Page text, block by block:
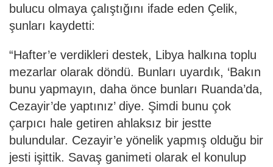
bulucu olmaya çalıştığını ifade eden Çelik,
şunları kaydetti:
“Hafter’e verdikleri destek, Libya halkına toplu
mezarlar olarak döndü. Bunları uyardık, ‘Bakın
bunu yapmayın, daha önce bunları Ruanda’da,
Cezayir’de yaptınız’ diye. Şimdi bunu çok
çarpıcı hale getiren ahlaksız bir jestte
bulundular. Cezayir’e yönelik yapmış olduğu bir
jesti işittik. Savaş ganimeti olarak el konulup